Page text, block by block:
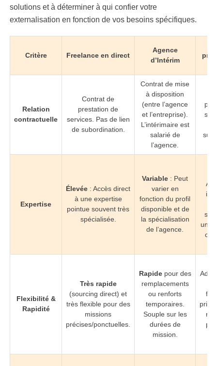
solutions et à déterminer à qui confier votre
externalisation en fonction de vos besoins spécifiques.
Critère Freelance en direct
Agence
d’Intérim
Relation
contractuelle
Contrat de
prestation de
services. Pas de lien
de subordination.
Contrat de mise
à disposition
(entre l’agence
et l’entreprise).
L’intérimaire est
salarié de
l’agence.
Expertise
Élevée : Accès direct
à une expertise
pointue souvent très
spécialisée.
Variable : Peut
varier en
fonction du profil
disponible et de
la spécialisation
de l’agence.
une
Flexibilité &
Rapidité
Très rapide
(sourcing direct) et
très flexible pour des
missions
précises/ponctuelles.
Rapidepour des
remplacements
ou renforts
temporaires.
Souple sur les
durées de
mission.
prise